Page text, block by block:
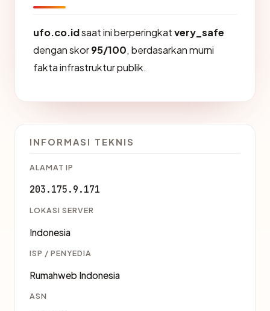
ufo.co.idsaat ini berperingkatvery_safe
dengan skor95/100, berdasarkan murni
fakta infrastruktur publik.
INFORMASI TEKNIS
ALAMAT IP
203.175.9.171
LOKASI SERVER
Indonesia
ISP / PENYEDIA
Rumahweb Indonesia
ASN